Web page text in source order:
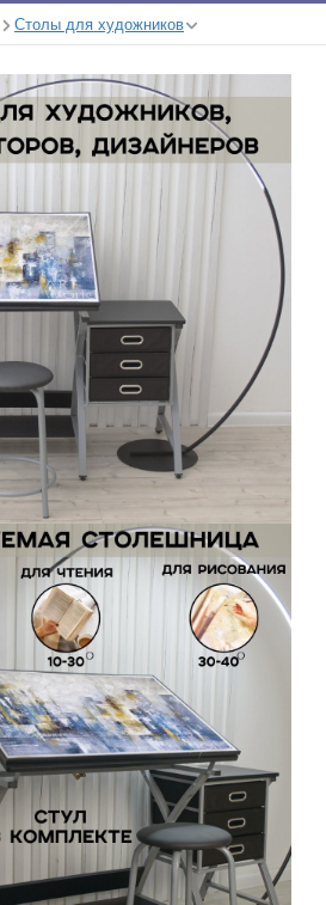
Столы для художников